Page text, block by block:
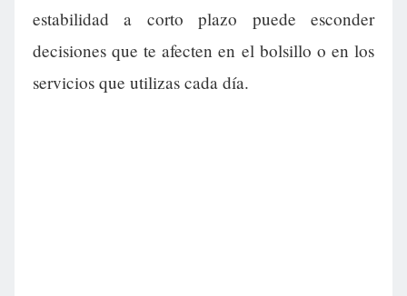
estabilidad a corto plazo puede esconder
decisiones que te afecten en el bolsillo o en los
servicios que utilizas cada día.